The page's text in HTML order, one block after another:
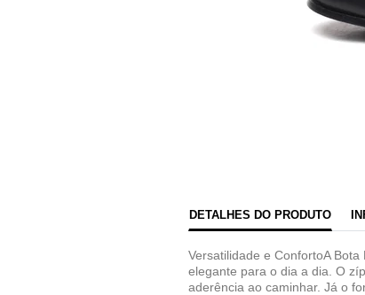
DETALHES DO PRODUTO
Versatilidade e ConfortoA
elegante para o dia a dia. O
aderência ao caminhar. Já o